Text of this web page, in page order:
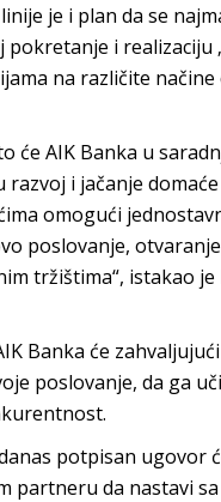
je i plan da se
pokretanje i
na različite
će AIK Banka u
i jačanje
omogući
poslovanje,
tržištima“, istakao
Banka će
poslovanje, da ga
potpisan ugovor
partneru da nastavi